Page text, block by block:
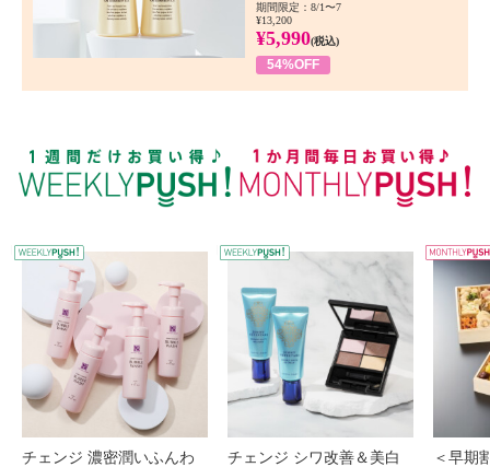
期間限定：8/1〜7
¥13,200
¥5,990(税込)
54%OFF
WEEKLY PUSH
チェンジ 濃密潤いふんわ
チェンジ シワ改善＆美白
＜早期